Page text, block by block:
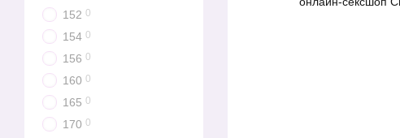
152 0
154 0
156 0
160 0
165 0
170 0